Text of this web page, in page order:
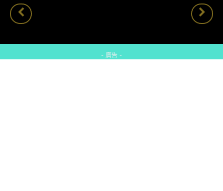
- 廣告 -